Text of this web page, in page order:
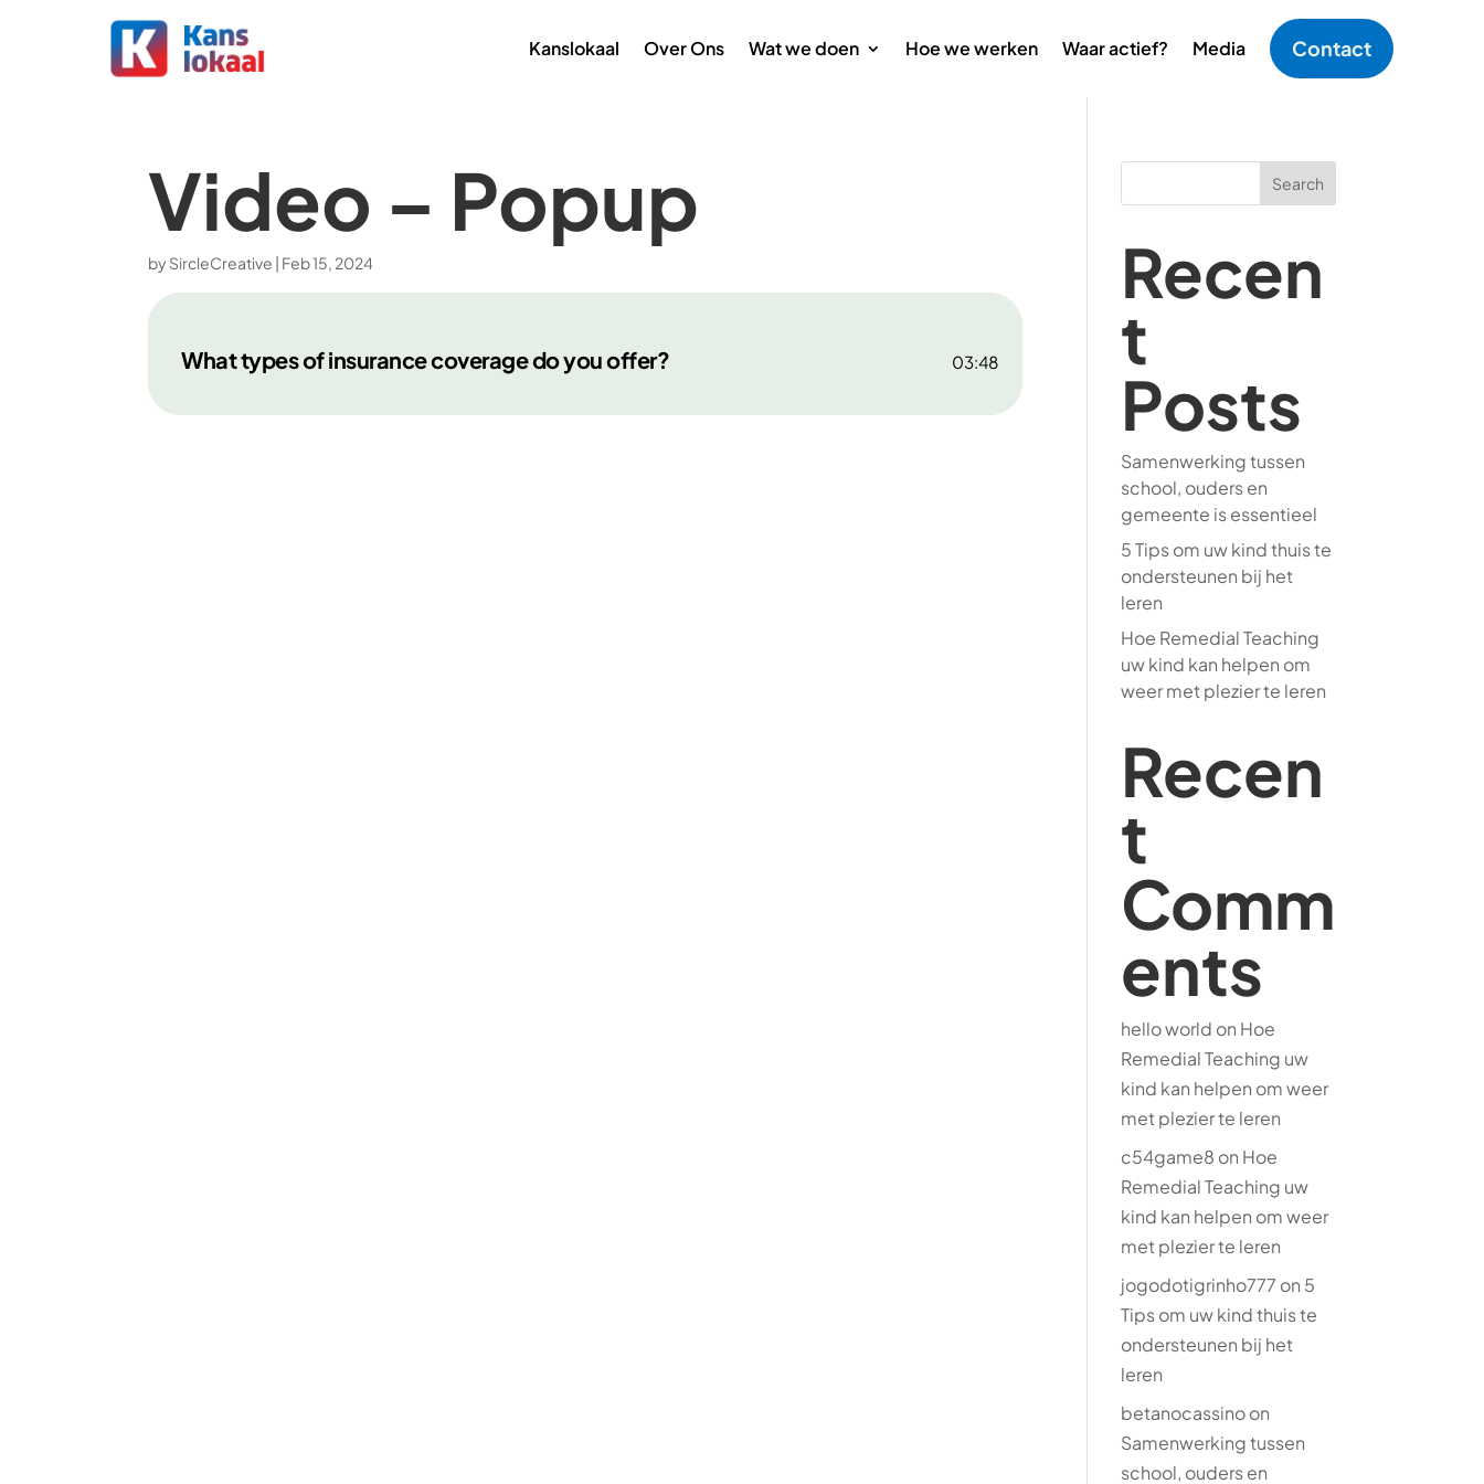
Kanslokaal Over Ons Wat we doen Hoe we werken Waar actief? Media Contact
Video – Popup
by SircleCreative | Feb 15, 2024
What types of insurance coverage do you offer? 03:48
Search
Recen
t
Posts
Samenwerking tussen
school, ouders en
gemeente is essentieel
5 Tips om uw kind thuis te
ondersteunen bij het
leren
Hoe Remedial Teaching
uw kind kan helpen om
weer met plezier te leren
Recen
t
Comm
ents
hello world on Hoe
Remedial Teaching uw
kind kan helpen om weer
met plezier te leren
c54game8 on Hoe
Remedial Teaching uw
kind kan helpen om weer
met plezier te leren
jogodotigrinho777 on 5
Tips om uw kind thuis te
ondersteunen bij het
leren
betanocassinoon
Samenwerking tussen
school, ouders en